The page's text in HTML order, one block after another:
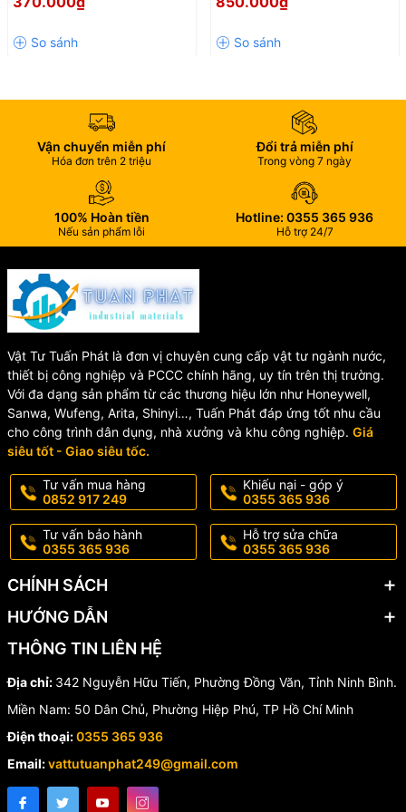
🔹 Đầu Vòi Tạo Bọt – Tiết Kiệm
Đầu vòi tích hợp công nghệ phun trộn bọt khí giúp dòng nước êm
ái, giảm tiếng ồn và tiết kiệm lượng nước tiêu thụ đáng kể.
🔹 Hạn Chế Bắn Nước Hiệu Quả
Thiết kế đầu vòi thông minh giúp dòng nước chảy ổn định, hạn
chế tình trạng bắn nước ra ngoài lavabo, giữ cho khu vực sử
dụng luôn sạch sẽ và khô ráo.
📌 Thông Tin Sản Phẩm
🏷️ Mã sản phẩm: LFV-1402S-R
🏭 Thương hiệu: INAX
🚰 Loại sản phẩm: Vòi lavabo nóng lạnh
🛠️ Chất liệu thân vòi: Đồng nguyên chất
✨ Bề mặt: Mạ Crom/Niken cao cấp
💧 Công nghệ: Phun trộn bọt khí tiết kiệm nước
🎯 Ứng Dụng Phù Hợp
Vòi lavabo INAX LFV-1402S-R thích hợp lắp đặt cho:
🏠 Nhà ở gia đình
🏨 Khách sạn, resort
🚿 Phòng tắm hiện đại
🛁 Khu vệ sinh công cộng cao cấp
🛒 Vì Sao Nên Chọn Vòi
Lavabo INAX LFV-1402S-R?
✔️ Thiết kế đẹp, hiện đại
✔️ Độ bền cao, chống ăn mòn tốt
Hiệu Quả, Bền Đẹp Theo Thời
Đẹp Cho Mọi Không Gian
Vận chuyển miễn phí
Hóa đơn trên 2 triệu
Đổi trả miễn phí
Trong vòng 7 ngày
100% Hoàn tiền
Nếu sản phẩm lỗi
Hotline: 0355 365 936
Hỗ trợ 24/7
Vật Tư Tuấn Phát là đơn vị chuyên cung cấp vật tư ngành nước,
thiết bị công nghiệp và PCCC chính hãng, uy tín trên thị trường.
Với đa dạng sản phẩm từ các thương hiệu lớn như Honeywell,
Sanwa, Wufeng, Arita, Shinyi…, Tuấn Phát đáp ứng tốt nhu cầu
cho công trình dân dụng, nhà xưởng và khu công nghiệp. Giá
siêu tốt - Giao siêu tốc.
Tư vấn mua hàng
0852 917 249
Khiếu nại - góp ý
0355 365 936
Tư vấn bảo hành
0355 365 936
Hỗ trợ sửa chữa
0355 365 936
CHÍNH SÁCH
HƯỚNG DẪN
THÔNG TIN LIÊN HỆ
Địa chỉ: 342 Nguyễn Hữu Tiến, Phường Đồng Văn, Tỉnh Ninh Bình.
Miền Nam: 50 Dân Chủ, Phường Hiệp Phú, TP Hồ Chí Minh
Điện thoại:0355 365 936
Email:vattutuanphat249@gmail.com